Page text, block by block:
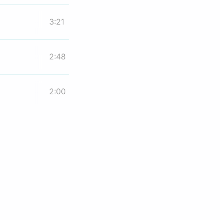
3:21
2:48
2:00